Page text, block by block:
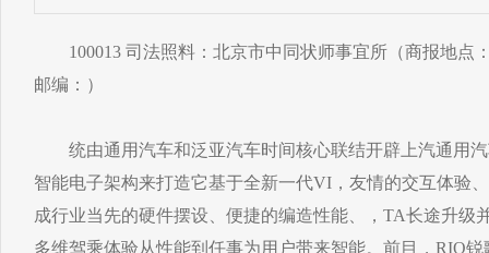
100013 司法照料：北京市中同状师事宜所（商报地点
邮编：）
统由通用汽车和泛亚汽车时间核心联结开辟上汽通用汽
智能电子架构来打造它基于全新一代VI，友情的交互体验
成行业当先的硬件摆设、便捷的编造性能、，TA长途升级
多维驾乘体验从性能到任事为用户带来智能。前目，RIQ锐